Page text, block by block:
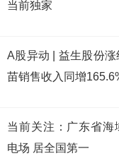
当前独家
A股异动 | 益生股份
苗销售收入同增
当前关注：广东省海
电场 居全国第一